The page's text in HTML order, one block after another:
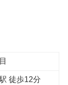
で7分
徒歩12分